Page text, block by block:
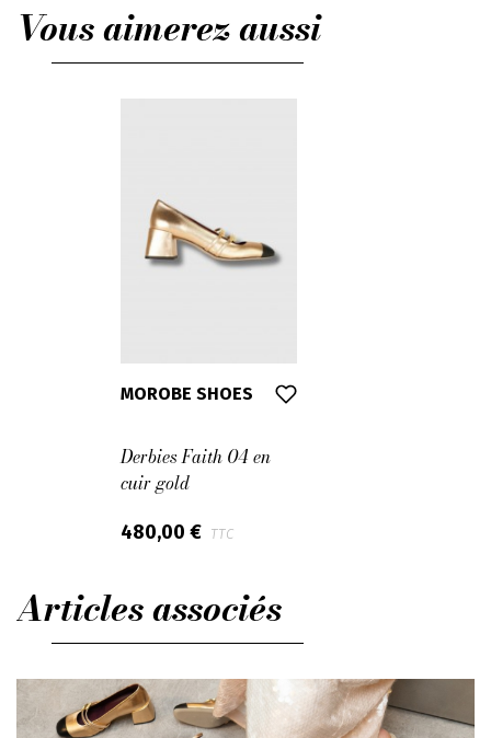
Vous aimerez aussi
MOROBE SHOES
Derbies Faith 04 en
cuir gold
480,00 € TTC
Articles associés